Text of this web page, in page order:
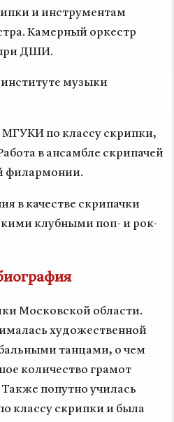
и инструментам
Камерный оркестр
ДШИ.
институте музыки
МГУКИ по классу скрипки,
в ансамбле скрипачей
филармонии.
в качестве скрипачки
клубными поп- и рок-
Московской области.
художественной
танцами, о чем
количество грамот
попутно училась
классу скрипки и была